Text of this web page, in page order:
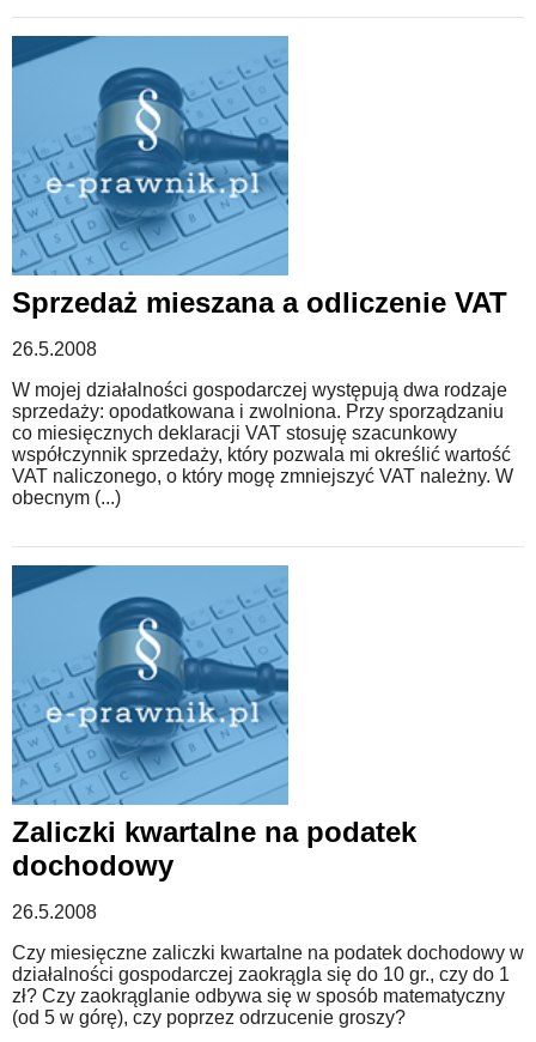
Sprzedaż mieszana a odliczenie VAT
26.5.2008
W mojej działalności gospodarczej występują dwa rodzaje
sprzedaży: opodatkowana i zwolniona. Przy sporządzaniu
co miesięcznych deklaracji VAT stosuję szacunkowy
współczynnik sprzedaży, który pozwala mi określić wartość
VAT naliczonego, o który mogę zmniejszyć VAT należny. W
obecnym (...)
Zaliczki kwartalne na podatek
dochodowy
26.5.2008
Czy miesięczne zaliczki kwartalne na podatek dochodowy w
działalności gospodarczej zaokrągla się do 10 gr., czy do 1
zł? Czy zaokrąglanie odbywa się w sposób matematyczny
(od 5 w górę), czy poprzez odrzucenie groszy?